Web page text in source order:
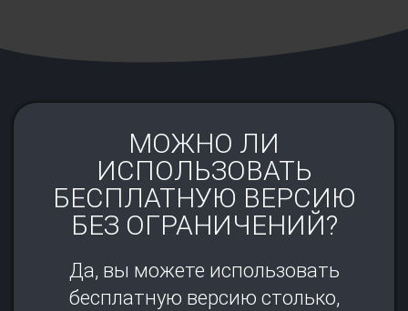
МОЖНО ЛИ
ИСПОЛЬЗОВАТЬ
БЕСПЛАТНУЮ ВЕРСИЮ
БЕЗ ОГРАНИЧЕНИЙ?
Да, вы можете использовать
бесплатную версию столько,